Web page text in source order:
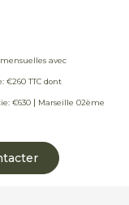
avec
€260 TTC dont
€630 | Marseille 02ème